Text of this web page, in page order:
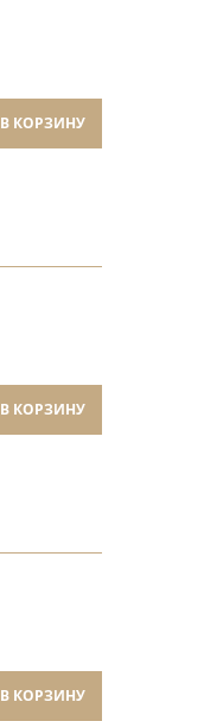
В КОРЗИНУ
В КОРЗИНУ
В КОРЗИНУ